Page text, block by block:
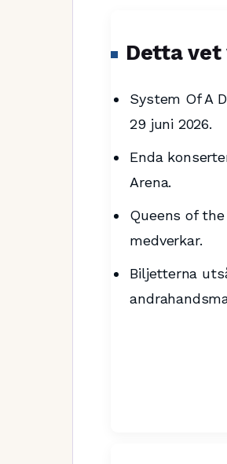
Detta vet
System Of A
29 juni 2026.
Enda
Arena.
Queens of
medverkar.
Biljetterna